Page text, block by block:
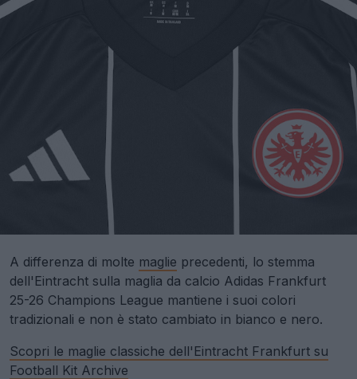
A differenza di molte maglie precedenti, lo stemma
dell'Eintracht sulla maglia da calcio Adidas Frankfurt
25-26 Champions League mantiene i suoi colori
tradizionali e non è stato cambiato in bianco e nero.
Scopri le maglie classiche dell'Eintracht Frankfurt su
Football Kit Archive